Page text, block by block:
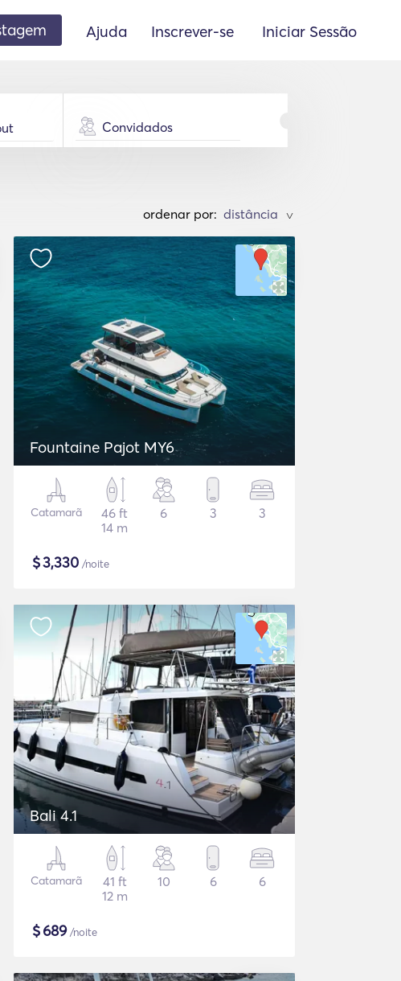
Ajuda Inscrever-se Iniciar Sessão
Convidados
ordenar por: >
Fountaine Pajot MY6
Catamarã
46 ft
14 m
6 3 3
$3,330 /noite
Bali 4.1
Catamarã
41 ft
12 m
10 6 6
$689/noite